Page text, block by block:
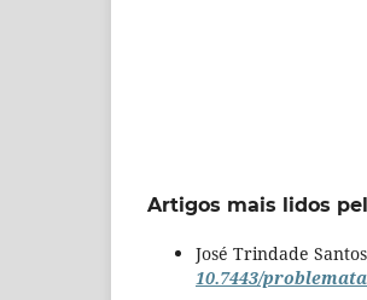
Artigos mais lidos
José Trindade
10.7443/